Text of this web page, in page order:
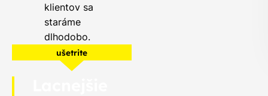
klientov sa
staráme
dlhodobo.
ušetrite